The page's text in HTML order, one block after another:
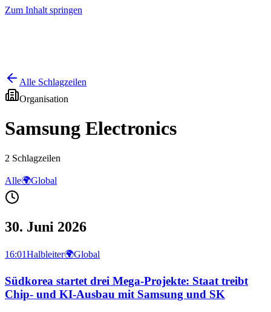
Zum Inhalt springen
Alle Schlagzeilen
Organisation
Samsung Electronics
2 Schlagzeilen
Alle🌍Global
30. Juni 2026
16:01Halbleiter🌍Global
Südkorea startet drei Mega-Projekte: Staat treibt
Chip- und KI-Ausbau mit Samsung und SK